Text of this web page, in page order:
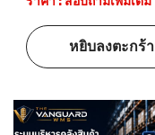
หยิบลงตะกร้า